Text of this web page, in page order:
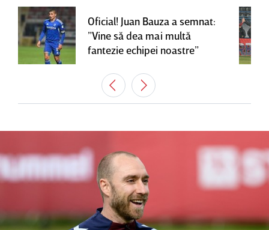
Oficial! Juan Bauza a semnat:
”Vine să dea mai multă
fantezie echipei noastre”